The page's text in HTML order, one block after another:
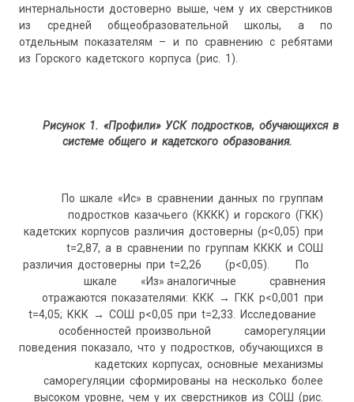
интернальности достоверно выше, чем у их сверстников
из средней общеобразовательной школы, а по
отдельным показателям – и по сравнению с ребятами
из Горского кадетского корпуса (рис. 1).
Рисунок 1. «Профили» УСК подростков, обучающихся в
системе общего и кадетского образования.
По шкале «Ис» в сравнении данных по группам
подростков казачьего (КККК) и горского (ГКК)
кадетских корпусов различия достоверны (р<0,05) при
t=2,87, а в сравнении по группам КККК и СОШ
различия достоверны при t=2,26 (р<0,05). По
шкале «Из» аналогичные сравнения
отражаются показателями: ККК → ГКК р<0,001 при
t=4,05; ККК → СОШ р<0,05 при t=2,33. Исследование
особенностей произвольной саморегуляции
поведения показало, что у подростков, обучающихся в
кадетских корпусах, основные механизмы
саморегуляции сформированы на несколько более
высоком уровне, чем у их сверстников из СОШ (рис.